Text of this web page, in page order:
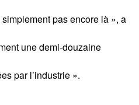
pas encore là », a
une demi-douzaine
par l’industrie ».